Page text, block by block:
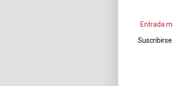
Entrada
Suscribirse